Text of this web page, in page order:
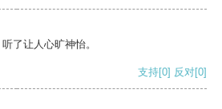
了让人心旷神怡。
支持[0] 反对[0]